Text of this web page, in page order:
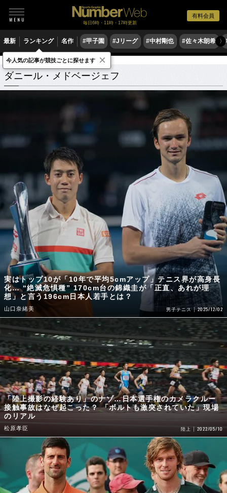
有料会員
毎日6時・11時・17時更新
最新 ランキング 名作 #甲子園 #Jリーグ #中村剛也 #佐々木朗希 〉
ダニール・メドベージェフ 関連記事
ダニール・メドベージェフ
実はトップ10が「10年で平均5cmアップ」テニス界が高身長
化… “絶滅危惧種” 170cm台の錦織圭が「正直、あれが理
想」と言う196cm日本人若手とは？
山口奈緒美 男子テニス 2025/12/02
「陸上撮影の経験あり」のナゾ…日本選手権のカメラクルー
接触事故はなぜ起こった？ 「ボルトも激突されていた」現場
のリアル
松原孝臣 陸上 2022/05/10
今人気の記事が競技ごとに探せます ×